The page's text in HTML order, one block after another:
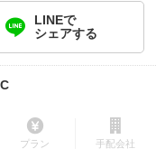
LINEで
シェアする
プラン 手配会社